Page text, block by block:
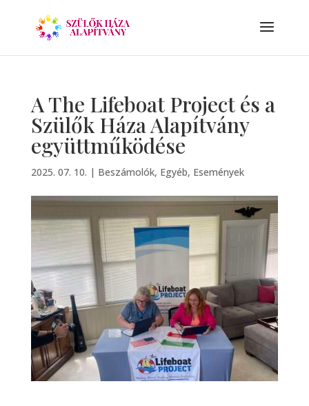
A The Lifeboat Project és a
Szülők Háza Alapítvány
együttműködése
2025. 07. 10. | Beszámolók, Egyéb, Események